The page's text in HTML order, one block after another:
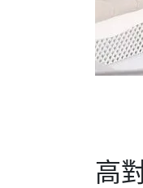
高